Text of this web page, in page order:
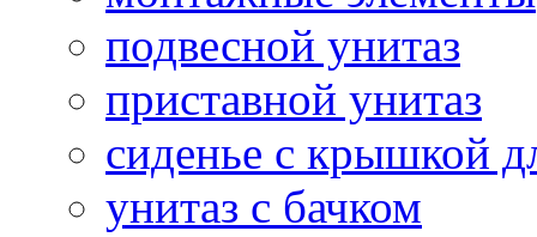
подвесной унитаз
приставной унитаз
сиденье с крышкой
унитаз с бачком